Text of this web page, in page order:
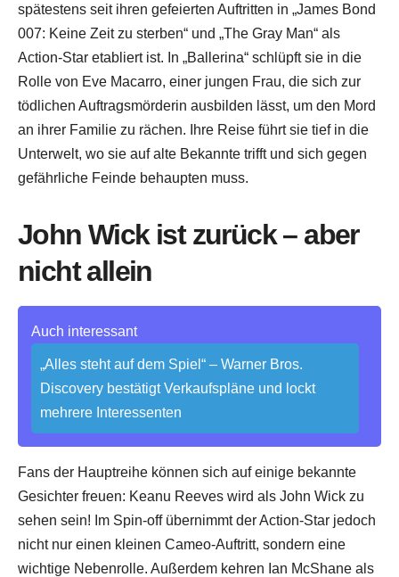
spätestens seit ihren gefeierten Auftritten in „James Bond
007: Keine Zeit zu sterben“ und „The Gray Man“ als
Action-Star etabliert ist. In „Ballerina“ schlüpft sie in die
Rolle von Eve Macarro, einer jungen Frau, die sich zur
tödlichen Auftragsmörderin ausbilden lässt, um den Mord
an ihrer Familie zu rächen. Ihre Reise führt sie tief in die
Unterwelt, wo sie auf alte Bekannte trifft und sich gegen
gefährliche Feinde behaupten muss.
John Wick ist zurück – aber
nicht allein
Auch interessant
„Alles steht auf dem Spiel“ – Warner Bros.
Discovery bestätigt Verkaufspläne und lockt
mehrere Interessenten
Fans der Hauptreihe können sich auf einige bekannte
Gesichter freuen: Keanu Reeves wird als John Wick zu
sehen sein! Im Spin-off übernimmt der Action-Star jedoch
nicht nur einen kleinen Cameo-Auftritt, sondern eine
wichtige Nebenrolle. Außerdem kehren Ian McShane als